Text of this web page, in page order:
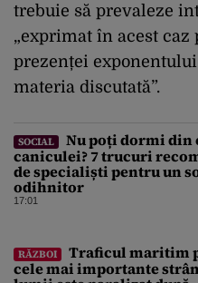
trebuie să prevaleze
„exprimat în acest caz
prezenței
materia discutată”.
SOCIAL
Nu poți dormi din
caniculei? 7 trucuri
de specialiști pentru un
odihnitor
17:01
RĂZBOI
Traficul maritim
cele mai importante